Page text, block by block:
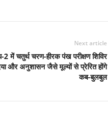
Next article
2 में चतुर्थ चरण-हीरक पंख परीक्षण शिविर
और अनुशासन जैसे मूल्यों से प्रेरित होंगे
कब-बुलबुल